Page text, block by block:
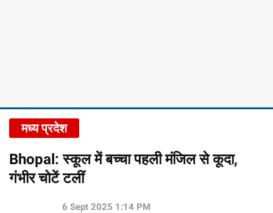
मध्य प्रदेश
Bhopal: स्कूल में बच्चा पहली मंजिल से कूदा,
गंभीर चोटें टलीं
6 Sept 2025 1:14 PM